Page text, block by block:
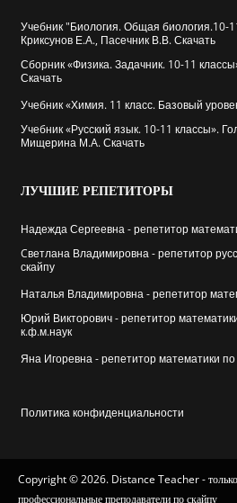
Учебник "Биология. Общая биология.10-
Криксунов Е.А., Пасечник В.В. Скачать
Сборник «Физика. Задачник. 10-11
Скачать
Учебник «Химия. 11 класс. Базовый
Учебник «Русский язык. 10-11 классы».
Мищерина М.А. Скачать
ЛУЧШИЕ РЕПЕТИТОРЫ
Надежда Сергеевна - репетитор
Cветлана Владимировна - репетитор
скайпу
Наталья Владимировна - репетитор
Юрий Викторович - репетитор
к.ф.м.наук
Яна Игоревна - репетитор математики по
Политика конфиденциальности
Copyright © 2026. Distance Teacher - только
профессиональные преподаватели по скайпу